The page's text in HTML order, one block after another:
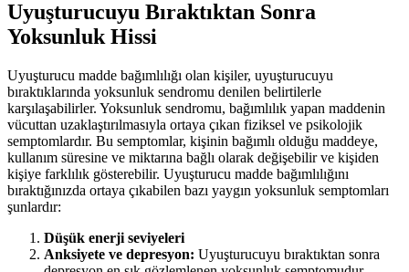
Uyuşturucuyu Bıraktıktan Sonra
Yoksunluk Hissi
Uyuşturucu madde bağımlılığı olan kişiler, uyuşturucuyu
bıraktıklarında yoksunluk sendromu denilen belirtilerle
karşılaşabilirler. Yoksunluk sendromu, bağımlılık yapan maddenin
vücuttan uzaklaştırılmasıyla ortaya çıkan fiziksel ve psikolojik
semptomlardır. Bu semptomlar, kişinin bağımlı olduğu maddeye,
kullanım süresine ve miktarına bağlı olarak değişebilir ve kişiden
kişiye farklılık gösterebilir. Uyuşturucu madde bağımlılığını
bıraktığınızda ortaya çıkabilen bazı yaygın yoksunluk semptomları
şunlardır:
Düşük enerji seviyeleri
Anksiyete ve depresyon: Uyuşturucuyu bıraktıktan sonra